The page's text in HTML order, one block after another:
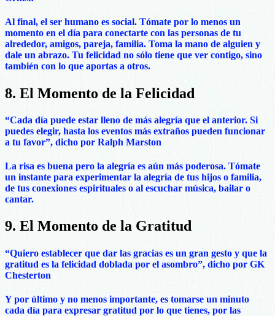
Al final, el ser humano es social. Tómate por lo menos un
momento en el día para conectarte con las personas de tu
alrededor, amigos, pareja, familia. Toma la mano de alguien y
dale un abrazo. Tu felicidad no sólo tiene que ver contigo, sino
también con lo que aportas a otros.
8. El Momento de la Felicidad
“Cada día puede estar lleno de más alegría que el anterior. Si
puedes elegir, hasta los eventos más extraños pueden funcionar
a tu favor”, dicho por Ralph Marston
La risa es buena pero la alegría es aún más poderosa. Tómate
un instante para experimentar la alegría de tus hijos o familia,
de tus conexiones espirituales o al escuchar música, bailar o
cantar.
9. El Momento de la Gratitud
“Quiero establecer que dar las gracias es un gran gesto y que la
gratitud es la felicidad doblada por el asombro”, dicho por GK
Chesterton
Y por último y no menos importante, es tomarse un minuto
cada día para expresar gratitud por lo que tienes, por las